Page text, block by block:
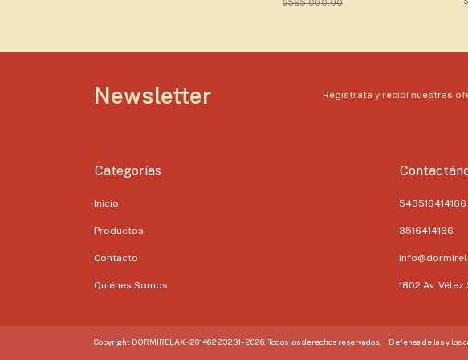
$595.000,00
Newsletter Registrate y recibí nuestras
Categorías
Inicio
Productos
Contacto
Quiénes Somos
543516414166
3516414166
1802 Av.
Copyright DORMIRELAX - 20146223231 - 2026. Todos los derechos reservados. Defensa de las y los